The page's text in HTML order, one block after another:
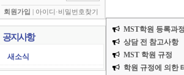
회원가입 아이디·비밀번호찾기
공지사항
새소식
MST학원 등록과정
상담 전 참고사항
MST 학원 규정
학원 규정에 의한